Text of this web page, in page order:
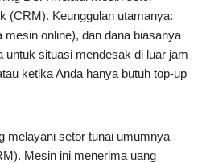
(CRM). Keunggulan utamanya:
online), dan dana biasanya
untuk situasi mendesak di luar jam
ketika Anda hanya butuh top-up
melayani setor tunai umumnya
Mesin ini menerima uang